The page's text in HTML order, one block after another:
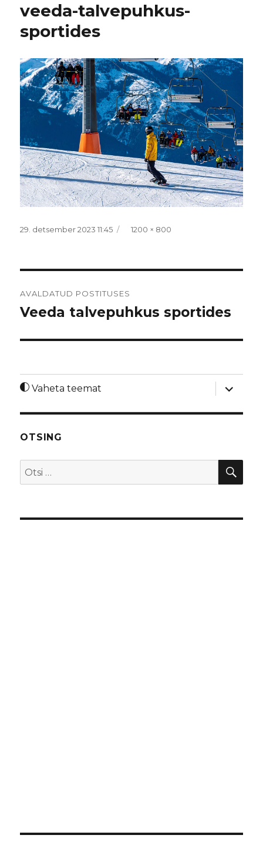
veeda-talvepuhkus-
sportides
Postitatud
29. detsember 2023 11:45 Täissuurus
1200 × 800
AVALDATUD POSTITUSES
Veeda talvepuhkus sportides
Vaheta teemat
laienda
OTSING
Otsi: